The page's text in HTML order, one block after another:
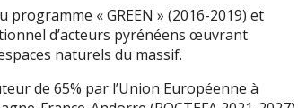
programme « GREEN » (2016-2019) et
d’acteurs pyrénéens œuvrant
naturels du massif.
de 65% par l’Union Européenne à